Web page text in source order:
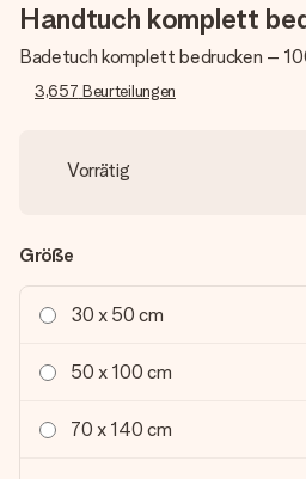
Handtuch komplett
Badetuch komplett bedrucken –
3,657 Beurteilungen
Vorrätig
Größe
30 x 50 cm
50 x 100 cm
70 x 140 cm